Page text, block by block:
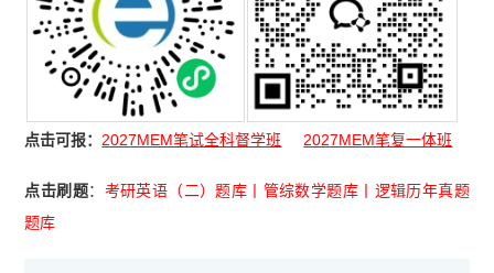
点击可报： 2027MEM笔试全科督学班 2027MEM笔复一体班
点击刷题： 考研英语（二）题库 管综数学题库
逻辑历年真题
题库